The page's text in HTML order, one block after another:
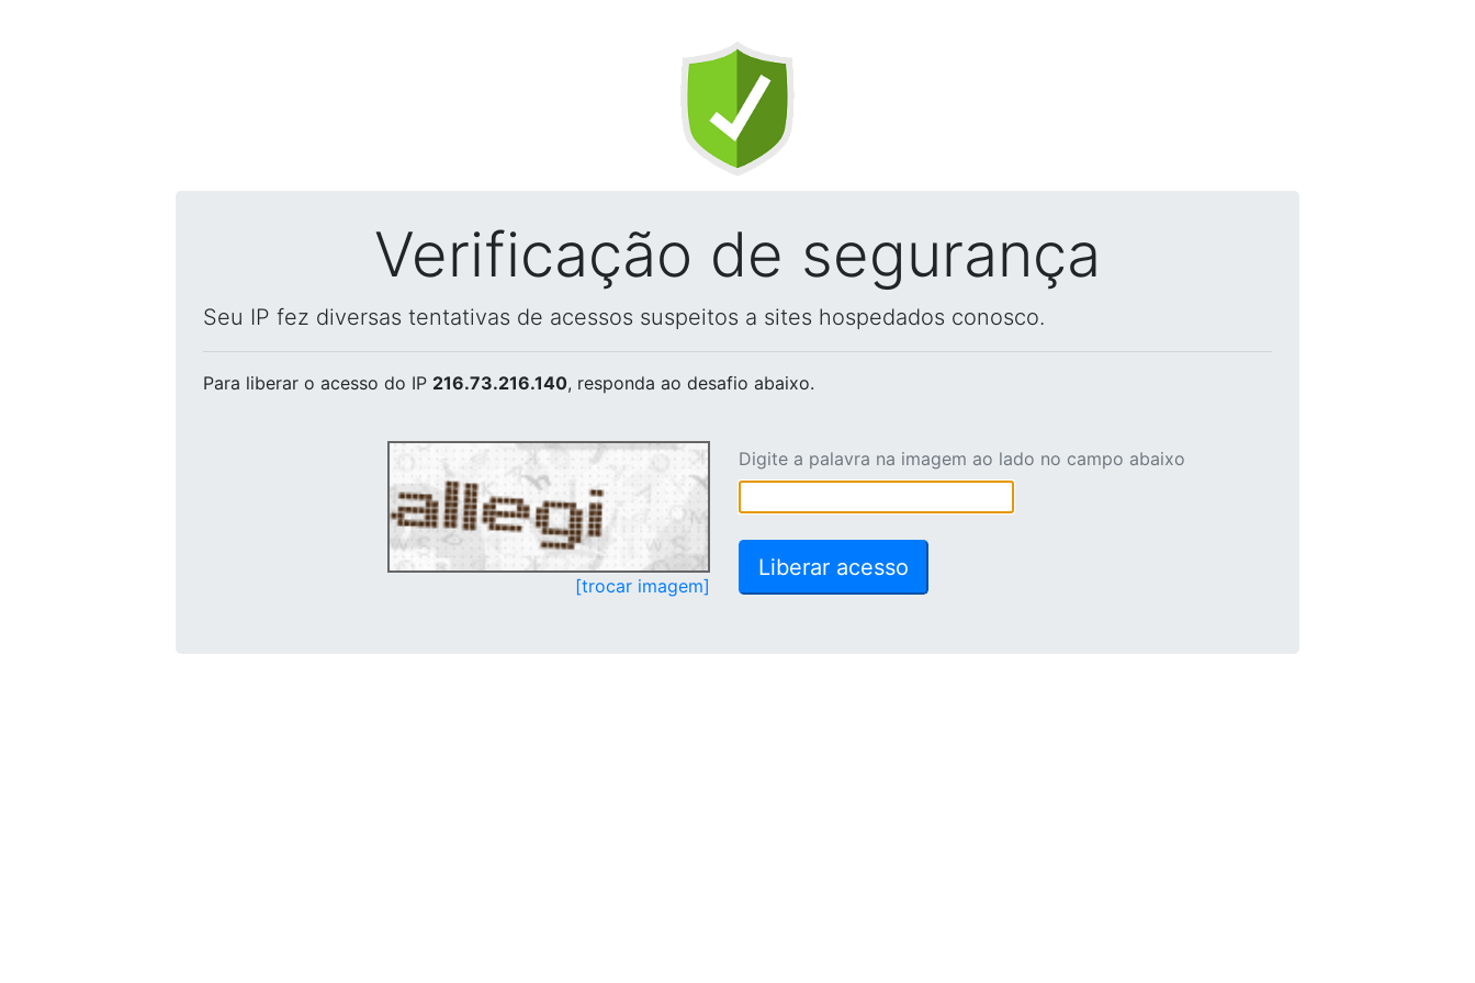
Verificação de segurança
Seu IP fez diversas tentativas de acessos suspeitos a sites hospedados conosco.
Para liberar o acesso do IP 216.73.216.140, responda ao desafio abaixo.
[trocar imagem]
Digite a palavra na imagem ao lado no campo abaixo